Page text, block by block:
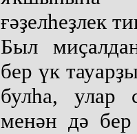
ғәҙелһеҙлек
Был
бер үк
булһа, улар
менән дә